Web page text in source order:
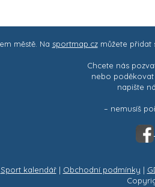
městě. Na sportmap.czmůžete přidat
Chcete nás
nebo poděkovat
napište
– nemusíš
Sport kalendář| Obchodní podmínky |